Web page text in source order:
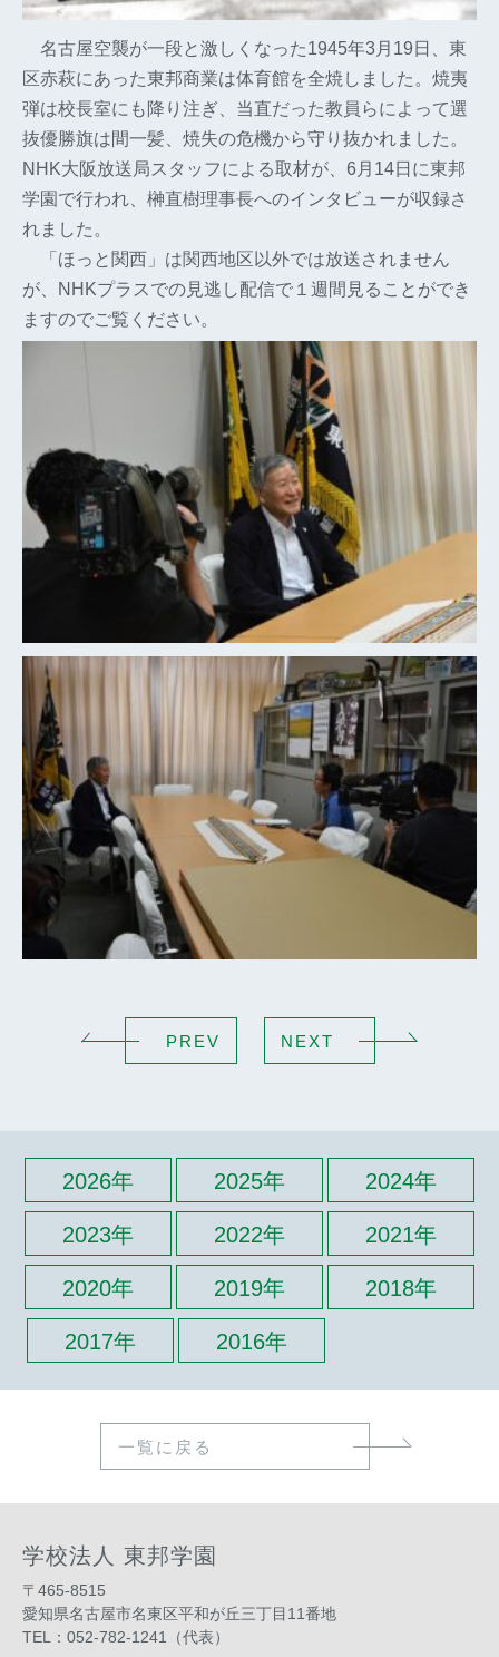
名古屋空襲が一段と激しくなった1945年3月19日、東
区赤萩にあった東邦商業は体育館を全焼しました。焼夷
弾は校長室にも降り注ぎ、当直だった教員らによって選
抜優勝旗は間一髪、焼失の危機から守り抜かれました。
NHK大阪放送局スタッフによる取材が、6月14日に東邦
学園で行われ、榊直樹理事長へのインタビューが収録さ
れました。
「ほっと関西」は関西地区以外では放送されません
が、NHKプラスでの見逃し配信で１週間見ることができ
ますのでご覧ください。
PREV NEXT
2026年 2025年 2024年
2023年 2022年 2021年
2020年 2019年 2018年
2017年 2016年
一覧に戻る
学校法人 東邦学園
〒465-8515
愛知県名古屋市名東区平和が丘三丁目11番地
TEL：052-782-1241（代表）